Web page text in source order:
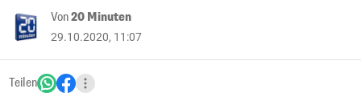
Von20 Minuten
29.10.2020, 11:07
Teilen